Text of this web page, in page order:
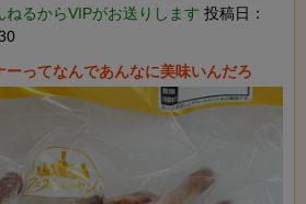
ねるからVIPがお送りします 投稿日：